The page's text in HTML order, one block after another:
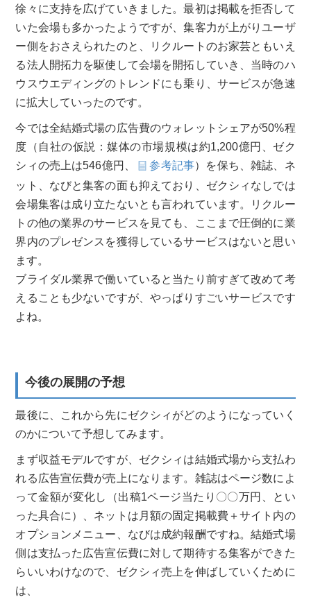
徐々に支持を広げていきました。最初は掲載を拒否して
いた会場も多かったようですが、集客力が上がりユーザ
ー側をおさえられたのと、リクルートのお家芸ともいえ
る法人開拓力を駆使して会場を開拓していき、当時のハ
ウスウエディングのトレンドにも乗り、サービスが急速
に拡大していったのです。
今では全結婚式場の広告費のウォレットシェアが50%程
度（自社の仮説：媒体の市場規模は約1,200億円、ゼク
シィの売上は546億円、
参考記事）を保ち、雑誌、ネ
ット、なびと集客の面も抑えており、ゼクシィなしでは
会場集客は成り立たないとも言われています。リクルー
トの他の業界のサービスを見ても、ここまで圧倒的に業
界内のプレゼンスを獲得しているサービスはないと思い
ます。
ブライダル業界で働いていると当たり前すぎて改めて考
えることも少ないですが、やっぱりすごいサービスです
よね。
今後の展開の予想
最後に、これから先にゼクシィがどのようになっていく
のかについて予想してみます。
まず収益モデルですが、ゼクシィは結婚式場から支払わ
れる広告宣伝費が売上になります。雑誌はページ数によ
って金額が変化し（出稿1ページ当たり〇〇万円、とい
った具合に）、ネットは月額の固定掲載費＋サイト内の
オプションメニュー、なびは成約報酬ですね。結婚式場
側は支払った広告宣伝費に対して期待する集客ができた
らいいわけなので、ゼクシィ売上を伸ばしていくために
は、